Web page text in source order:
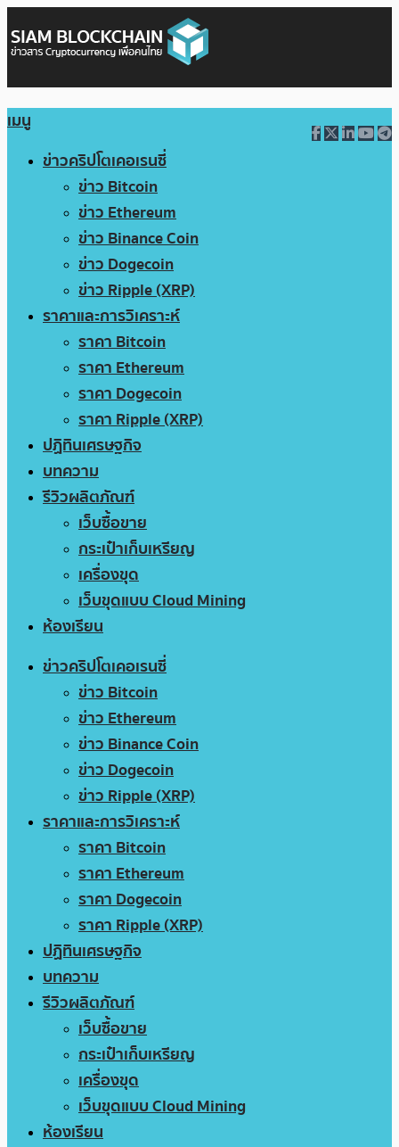
เมนู
ข่าวคริปโตเคอเรนซี่
ข่าว Bitcoin
ข่าว Ethereum
ข่าว Binance Coin
ข่าว Dogecoin
ข่าว Ripple (XRP)
ราคาและการวิเคราะห์
ราคา Bitcoin
ราคา Ethereum
ราคา Dogecoin
ราคา Ripple (XRP)
ปฏิทินเศรษฐกิจ
บทความ
รีวิวผลิตภัณฑ์
เว็บซื้อขาย
กระเป๋าเก็บเหรียญ
เครื่องขุด
เว็บขุดแบบ Cloud Mining
ห้องเรียน
ข่าวคริปโตเคอเรนซี่
ข่าว Bitcoin
ข่าว Ethereum
ข่าว Binance Coin
ข่าว Dogecoin
ข่าว Ripple (XRP)
ราคาและการวิเคราะห์
ราคา Bitcoin
ราคา Ethereum
ราคา Dogecoin
ราคา Ripple (XRP)
ปฏิทินเศรษฐกิจ
บทความ
รีวิวผลิตภัณฑ์
เว็บซื้อขาย
กระเป๋าเก็บเหรียญ
เครื่องขุด
เว็บขุดแบบ Cloud Mining
ห้องเรียน